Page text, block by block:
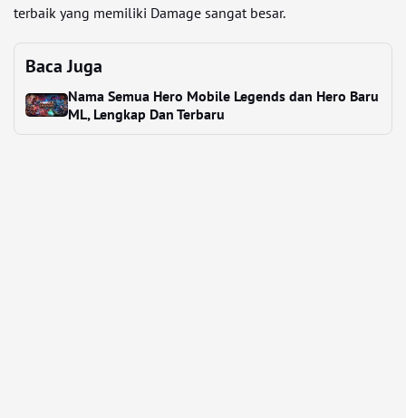
terbaik yang memiliki Damage sangat besar.
Baca Juga
Nama Semua Hero Mobile Legends dan Hero Baru
ML, Lengkap Dan Terbaru